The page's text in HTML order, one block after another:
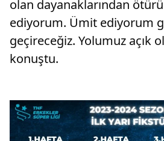
olan dayanaklarından
ediyorum. Ümit ediyorum
geçireceğiz. Yolumuz açık
konuştu.